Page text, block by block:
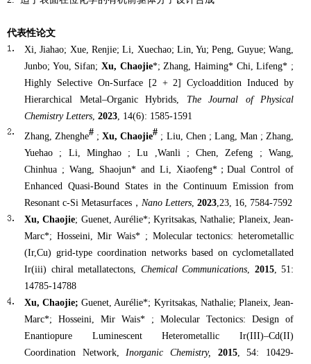
代表性论文
Xi, Jiahao; Xue, Renjie; Li, Xuechao; Lin, Yu; Peng, Guyue; Wang,
Junbo; You, Sifan; Xu, Chaojie*; Zhang, Haiming* Chi, Lifeng* ;
Highly Selective On-Surface [2 + 2] Cycloaddition Induced by
Hierarchical Metal–Organic Hybrids, The Journal of Physical
Chemistry Letters 2023 , 14(6): 1585-1591
Zhang, Zhenghe# ;Xu, Chaojie# ; Liu, Chen ; Lang, Man ; Zhang,
Yuehao ; Li, Minghao ; Lu ,Wanli ; Chen, Zefeng ; Wang,
Chinhua ; Wang, Shaojun* and Li, Xiaofeng* ； Dual Control of
Enhanced Quasi-Bound States in the Continuum Emission from
Resonant c‑Si Metasurfaces ， Nano Letters, 2023,23, 16, 7584-7592
Xu, Chaojie; Guenet, Aurélie*; Kyritsakas, Nathalie; Planeix, Jean-
Marc*; Hosseini, Mir Wais* ; Molecular tectonics: heterometallic
(Ir,Cu) grid-type coordination networks based on cyclometallated
Ir(iii) chiral metallatectons, Chemical Communications, 2015, 51:
14785-14788
Xu, Chaojie; Guenet, Aurélie*; Kyritsakas, Nathalie; Planeix, Jean-
Marc*; Hosseini, Mir Wais* ; Molecular Tectonics: Design of
Enantiopure Luminescent Heterometallic Ir(III)–Cd(II)
Coordination Network,Inorganic Chemistry, 2015, 54: 10429-